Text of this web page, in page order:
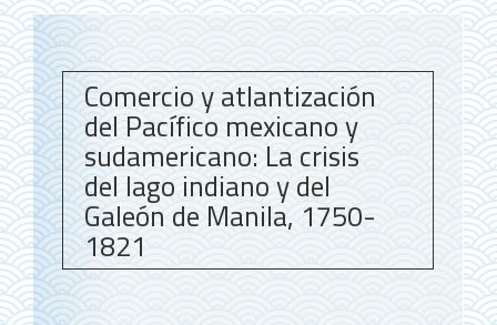
Comercio y atlantización
del Pacífico mexicano y
sudamericano: La crisis
del lago indiano y del
Galeón de Manila, 1750-
1821